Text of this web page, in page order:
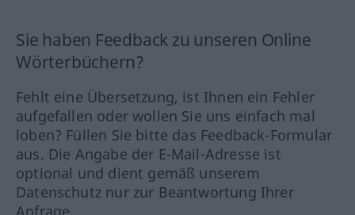
Sie haben Feedback zu unseren Online
Wörterbüchern?
Fehlt eine Übersetzung, ist Ihnen ein Fehler
aufgefallen oder wollen Sie uns einfach mal
loben? Füllen Sie bitte das Feedback-Formular
aus. Die Angabe der E-Mail-Adresse ist
optional und dient gemäß unserem
Datenschutz nur zur Beantwortung Ihrer
Anfrage.